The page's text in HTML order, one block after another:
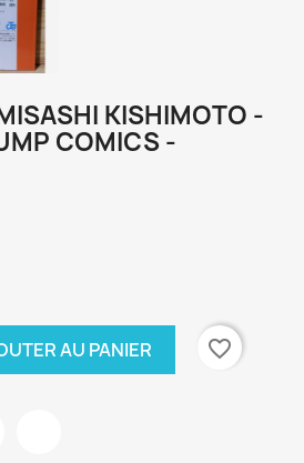
KISHIMOTO -
COMICS -
AU PANIER favorite_border